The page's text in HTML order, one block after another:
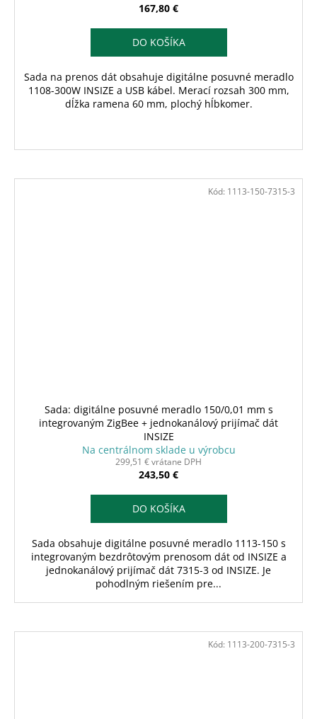
167,80 €
DO KOŠÍKA
Sada na prenos dát obsahuje digitálne posuvné meradlo
1108-300W INSIZE a USB kábel. Merací rozsah 300 mm,
dĺžka ramena 60 mm, plochý hĺbkomer.
Sada: digitálne posuvné meradlo 150/0,01 mm s
integrovaným ZigBee + jednokanálový prijímač dát
INSIZE
Na centrálnom sklade u výrobcu
299,51 € vrátane DPH
243,50 €
DO KOŠÍKA
Sada obsahuje digitálne posuvné meradlo 1113-150 s
integrovaným bezdrôtovým prenosom dát od INSIZE a
jednokanálový prijímač dát 7315-3 od INSIZE. Je
pohodlným riešením pre...
Kód: 1113-150-7315-3
Kód: 1113-200-7315-3